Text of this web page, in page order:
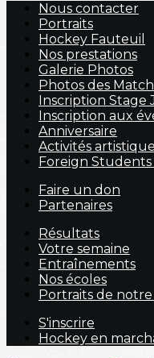
Nous contacter
Portraits
Hockey Fauteuil
Nos prestations
Galerie Photos
Photos des
Inscription Stage
Inscription aux
Anniversaire
Activités
Foreign Students
Faire un don
Partenaires
Résultats
Votre semaine
Entraînements
Nos écoles
Portraits de
S'inscrire
Hockey en